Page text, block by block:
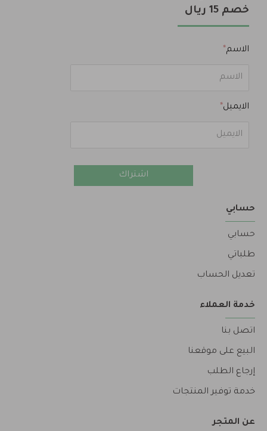
خصم 15 ريال
الاسم
الايميل
اشتراك
حسابي
حسابي
طلباتي
تعديل الحساب
خدمة العملاء
اتصل بنا
البيع على موقعنا
إرجاع الطلب
خدمة توفير المنتجات
عن المتجر